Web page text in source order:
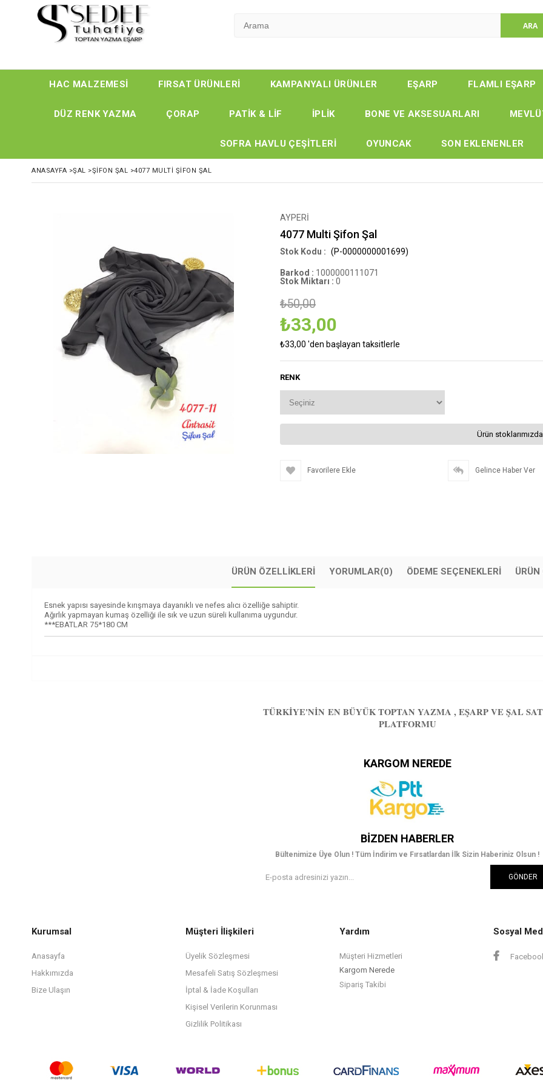
HAC MALZEMESİ FIRSAT ÜRÜNLERİ KAMPANYALI ÜRÜNLER EŞARP FLAMLI EŞARP
DÜZ RENK YAZMA ÇORAP PATİK & LİF İPLİK BONE VE AKSESUARLARI
SOFRA HAVLU ÇEŞİTLERİ OYUNCAK SON EKLENENLER
ANASAYFA >ŞAL >ŞİFON ŞAL >4077 MULTI ŞIFON ŞAL
AYPERİ
4077 Multi Şifon Şal
(P-0000000001699)
Barkod : 1000000111071
Stok Miktarı : 0
₺50,00
₺33,00
₺33,00 'den başlayan taksitlerle
RENK
Ürün
Favorilere Ekle Gelince Haber Ver
ÜRÜN ÖZELLIKLERI YORUMLAR(0) ÖDEME SEÇENEKLERI ÜRÜN
Esnek yapısı sayesinde kırışmaya dayanıklı ve nefes alıcı özelliğe sahiptir.
Ağırlık yapmayan kumaş özelliği ile sık ve uzun süreli kullanıma uygundur.
***EBATLAR 75*180 CM
TÜRKIYE'NIN EN BÜYÜK TOPTAN YAZMA , EŞARP VE ŞAL
PLATFORMU
KARGOM NEREDE
BIZDEN HABERLER
Bültenimize Üye Olun ! Tüm İndirim ve Fırsatlardan İlk Sizin Haberiniz Olsun !
GÖNDER
Kurumsal
Anasayfa
Hakkımızda
Bize Ulaşın
Müşteri İlişkileri
Üyelik Sözleşmesi
Mesafeli Satış Sözleşmesi
İptal & İade Koşulları
Kişisel Verilerin Korunması
Gizlilik Politikası
Yardım
Müşteri Hizmetleri
Kargom Nerede
Sipariş Takibi
Sosyal